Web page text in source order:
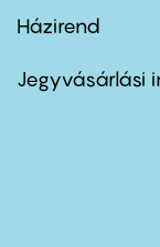
Footer
second
Házirend
Jegyvásárlási